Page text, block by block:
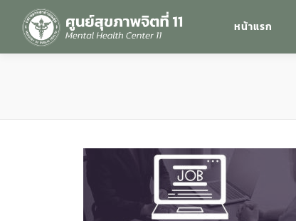
หน้าแรก